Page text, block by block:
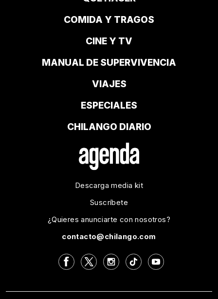
COMIDA Y TRAGOS
CINE Y TV
MANUAL DE SUPERVIVENCIA
VIAJES
ESPECIALES
CHILANGO DIARIO
Descarga media kit
Suscríbete
¿Quieres anunciarte con nosotros?
contacto@chilango.com